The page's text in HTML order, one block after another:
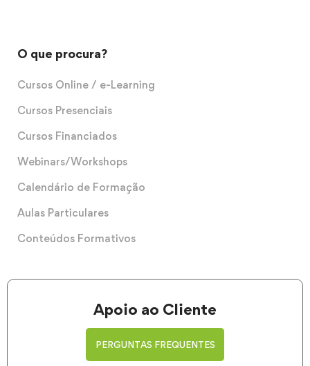
O que procura?
Cursos Online / e-Learning
Cursos Presenciais
Cursos Financiados
Webinars/Workshops
Calendário de Formação
Aulas Particulares
Conteúdos Formativos
Apoio ao Cliente
PERGUNTAS FREQUENTES